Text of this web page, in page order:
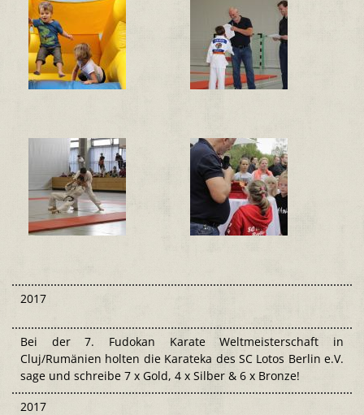
2017
Bei der 7. Fudokan Karate Weltmeisterschaft in
Cluj/Rumänien holten die Karateka des SC Lotos Berlin e.V.
sage und schreibe 7 x Gold, 4 x Silber & 6 x Bronze!
2017